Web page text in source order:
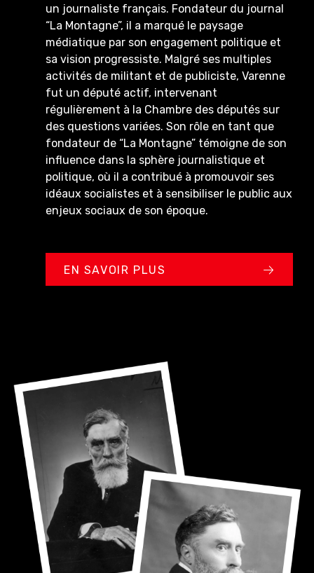
un journaliste français. Fondateur du journal
“La Montagne”, il a marqué le paysage
médiatique par son engagement politique et
sa vision progressiste. Malgré ses multiples
activités de militant et de publiciste, Varenne
fut un député actif, intervenant
régulièrement à la Chambre des députés sur
des questions variées. Son rôle en tant que
fondateur de “La Montagne” témoigne de son
influence dans la sphère journalistique et
politique, où il a contribué à promouvoir ses
idéaux socialistes et à sensibiliser le public aux
enjeux sociaux de son époque.
EN SAVOIR PLUS